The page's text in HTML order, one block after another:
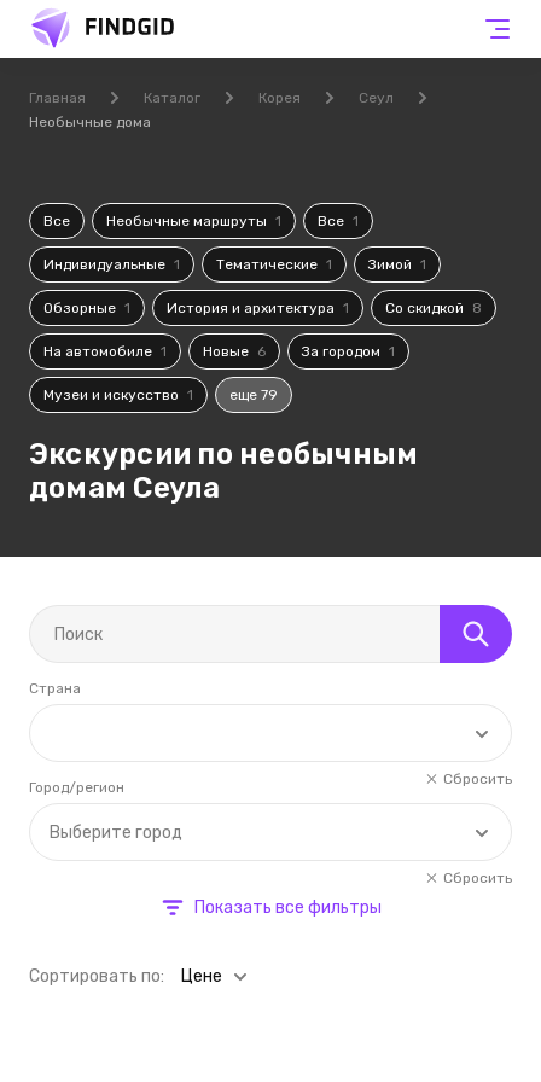
Главная Каталог Корея
Сеул
Необычные дома
Все Необычные маршруты 1 Все 1
Индивидуальные 1 Тематические 1 Зимой 1
Обзорные 1 История и архитектура 1 Со скидкой 8
На автомобиле 1 Новые 6 За городом 1
Музеи и искусство 1 еще 79
Экскурсии по необычным
домам Сеула
Страна
Сбросить
Выберите город
Город/регион
Сбросить
Показать все фильтры
Cортировать по: Цене